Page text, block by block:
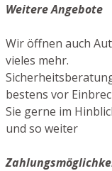
Weitere Angebote
Wir öffnen auch
vieles mehr.
bestens vor
Sie gerne im
und so weiter